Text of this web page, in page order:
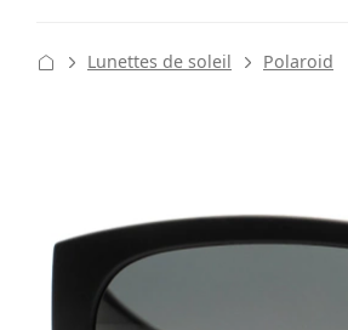
Lunettes de soleil Polaroid